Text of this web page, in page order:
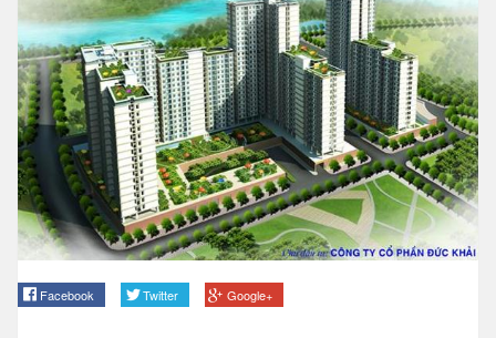
Facebook Twitter Google+